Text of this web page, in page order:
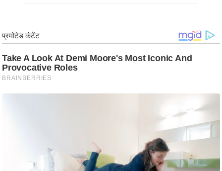
टो
व
र्ल्ड
न्यू